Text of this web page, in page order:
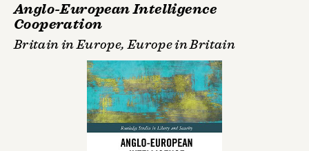
Anglo-European Intelligence
Cooperation
Britain in Europe, Europe in Britain